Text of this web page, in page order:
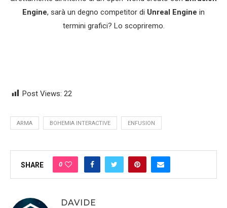
Engine, sarà un degno competitor di Unreal Engine in
termini grafici? Lo scopriremo.
Post Views: 22
ARMA BOHEMIA INTERACTIVE ENFUSION
SHARE 0
DAVIDE